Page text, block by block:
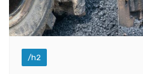
/h2